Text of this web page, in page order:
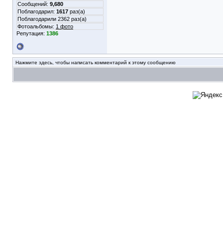
Сообщений: 9,680
Поблагодарил: 1617 раз(а)
Поблагодарили 2362 раз(а)
Фотоальбомы: 1 фото
Репутация: 1386
Нажмите здесь, чтобы написать комментарий к этому сообщению